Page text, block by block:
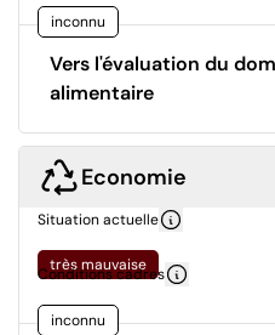
inconnu
Vers l'évaluation du
alimentaire
Economie
Situation actuelle
très mauvaise
Conditions cadres
inconnu